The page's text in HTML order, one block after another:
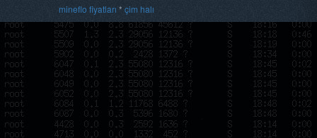
mineflo fiyatları * çim halı